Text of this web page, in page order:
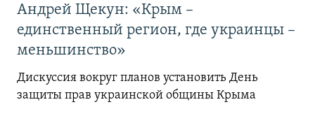
Андрей Щекун: «Крым –
единственный регион, где украинцы –
меньшинство»
Дискуссия вокруг планов установить День
защиты прав украинской общины Крыма